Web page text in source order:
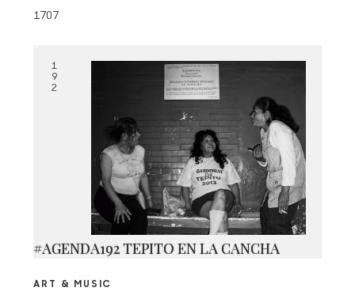
1707
1
9
2
#AGENDA192 TEPITO EN LA CANCHA
ART & MUSIC